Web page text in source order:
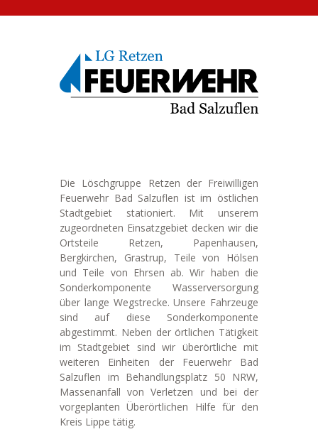
Die Löschgruppe Retzen der Freiwilligen
Feuerwehr Bad Salzuflen ist im östlichen
Stadtgebiet stationiert. Mit unserem
zugeordneten Einsatzgebiet decken wir die
Ortsteile Retzen, Papenhausen,
Bergkirchen, Grastrup, Teile von Hölsen
und Teile von Ehrsen ab. Wir haben die
Sonderkomponente Wasserversorgung
über lange Wegstrecke. Unsere Fahrzeuge
sind auf diese Sonderkomponente
abgestimmt. Neben der örtlichen Tätigkeit
im Stadtgebiet sind wir überörtliche mit
weiteren Einheiten der Feuerwehr Bad
Salzuflen im Behandlungsplatz 50 NRW,
Massenanfall von Verletzen und bei der
vorgeplanten Überörtlichen Hilfe für den
Kreis Lippe tätig.